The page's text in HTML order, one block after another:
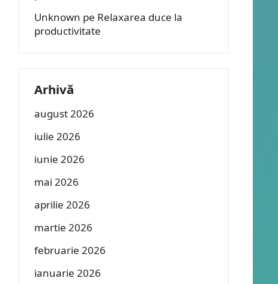
Unknown pe Relaxarea duce la
productivitate
Arhivă
august 2026
iulie 2026
iunie 2026
mai 2026
aprilie 2026
martie 2026
februarie 2026
ianuarie 2026